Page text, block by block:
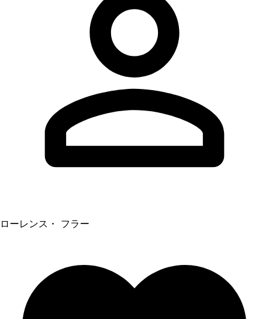
ローレンス・ フラー